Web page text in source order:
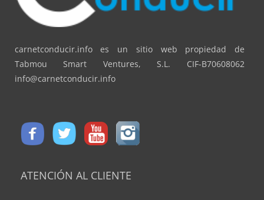
carnetconducir.info es un sitio web propiedad de
Tabmou Smart Ventures, S.L. CIF-B70608062
info@carnetconducir.info
ATENCIÓN AL CLIENTE